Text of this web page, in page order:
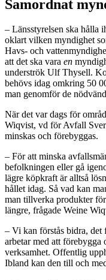
Samordnat
– Länsstyrelsen ska hålla
oklart vilken myndighet
Havs- och
att det ska vara en
underströk Ulf Thysell.
behövs idag omkring 50
man genomför de
När det var dags för
Wiqvist, vd för Avfall
minskas och förebyggas.
– För att minska
befolkningen eller gå
lägre köpkraft är alltså
hållet idag. Så vad kan
man tillverka produkter
längre, frågade Weine
– Vi kan förstås bidra, det
arbetar med att förebygga
verksamhet. Offentlig
Ibland kan den till och